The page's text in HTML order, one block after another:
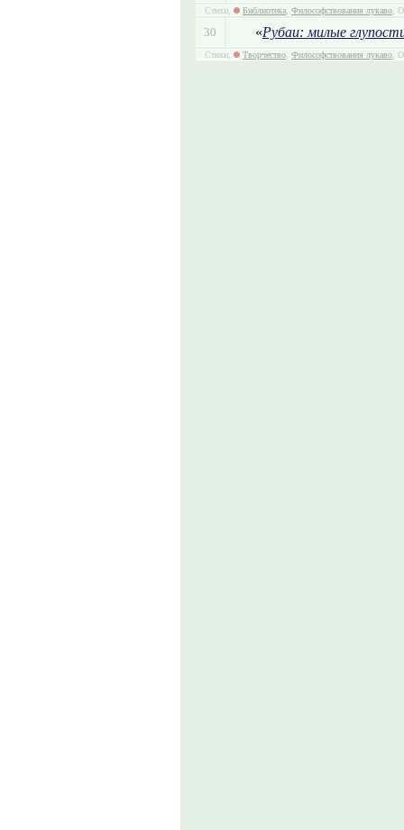
Стихи, Библиотека Философствования лукаво ,
30 «Рубаи: милые
Стихи, Творчество Философствования лукаво ,